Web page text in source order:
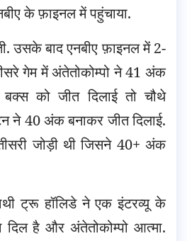
के फ़ाइनल में पहुंचाया.
उसके बाद एनबीए फ़ाइनल में 2-
गेम में अंतेतोकोम्पो ने 41 अंक
को जीत दिलाई तो चौथे
ने 40 अंक बनाकर जीत दिलाई.
जोड़ी थी जिसने 40+ अंक
ट्रू हॉलिडे ने एक इंटरव्यू के
दिल है और अंतेतोकोम्पो आत्मा.